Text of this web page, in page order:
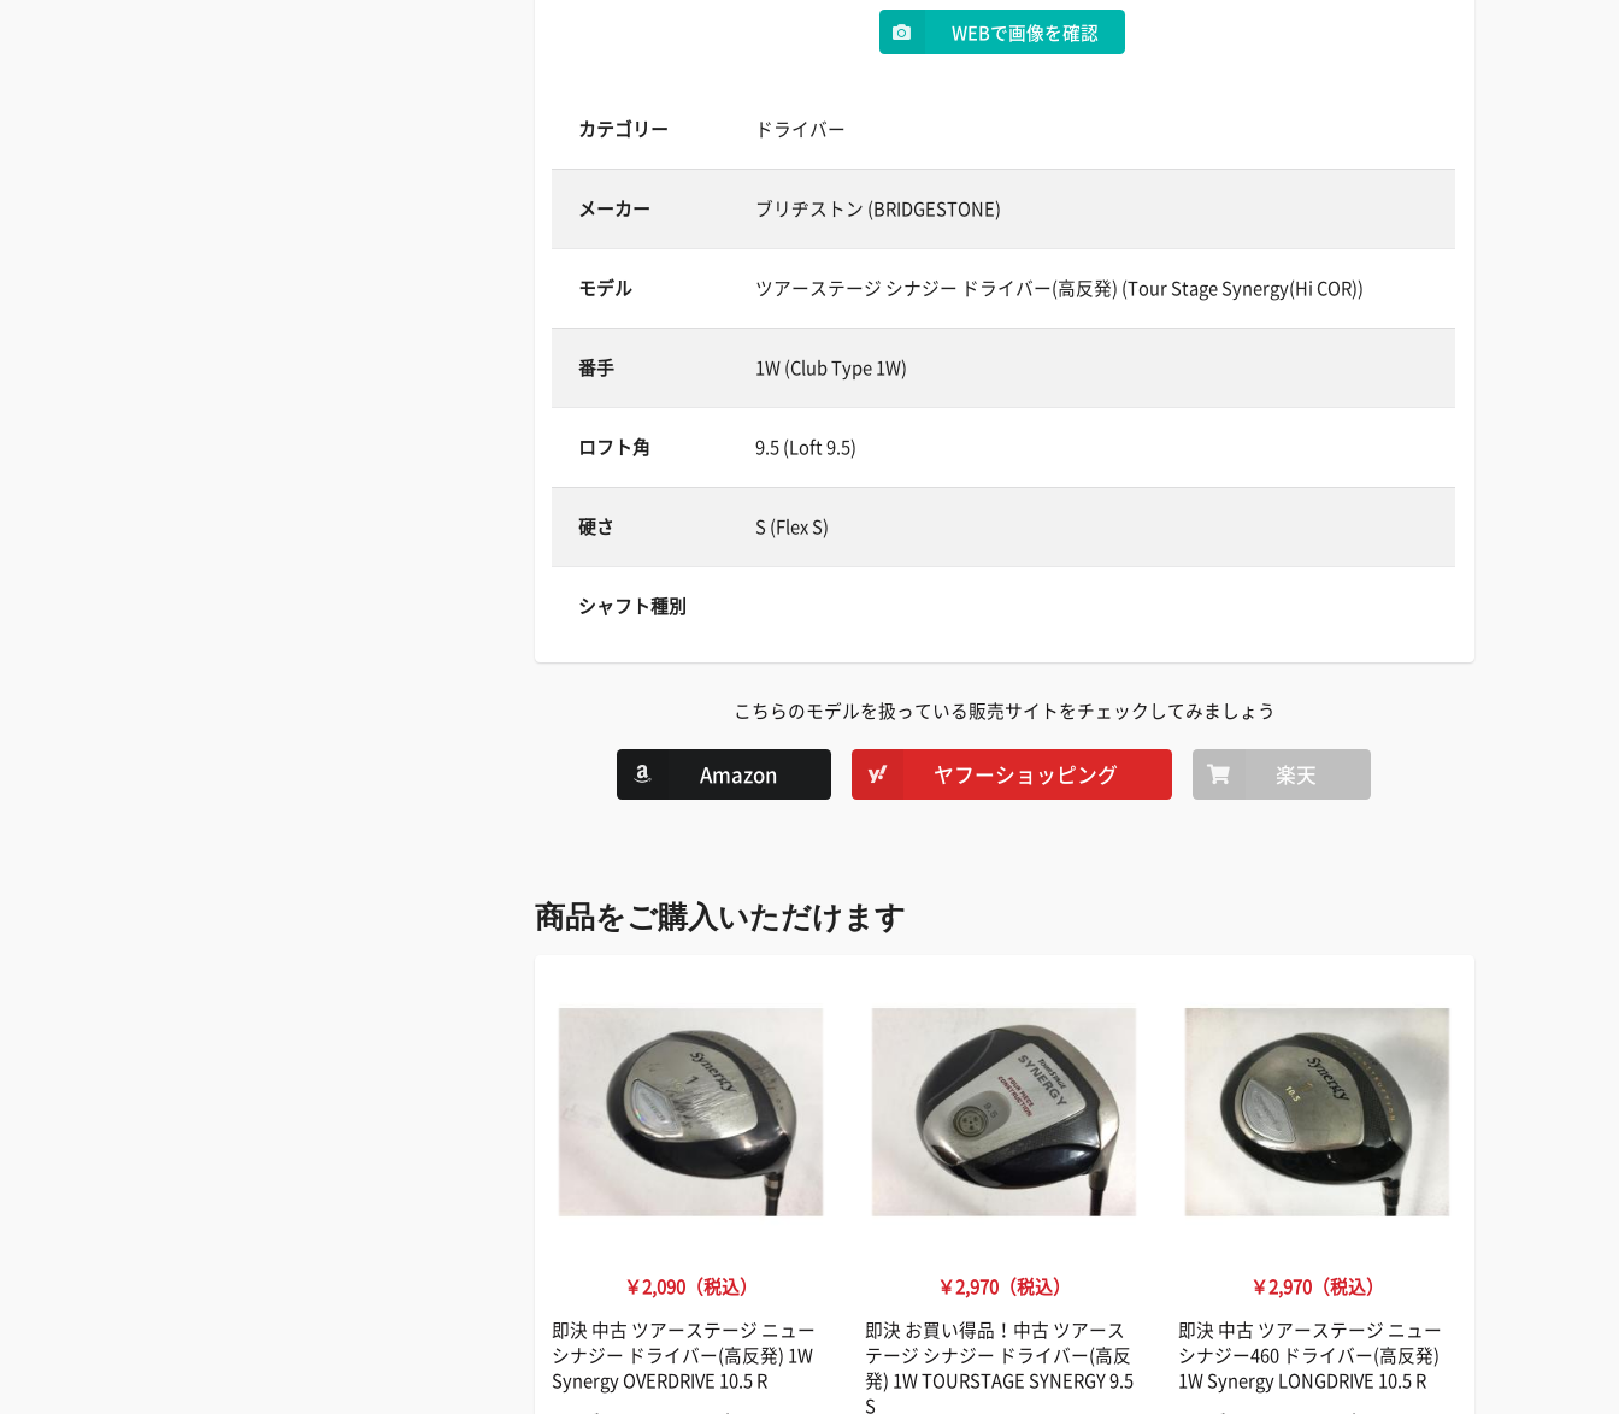
WEBで画像を確認
カテゴリー ドライバー
メーカー ブリヂストン (BRIDGESTONE)
モデル ツアーステージ シナジー ドライバー(高反発) (Tour Stage Synergy(Hi COR))
番手 1W (Club Type 1W)
ロフト角 9.5 (Loft 9.5)
硬さ S (Flex S)
シャフト種別
こちらのモデルを扱っている販売サイトをチェックしてみましょう
Amazon ヤフーショッピング 楽天
商品をご購入いただけます
￥2,090（税込）
即決 中古 ツアーステージ ニュー
シナジー ドライバー(高反発) 1W
Synergy OVERDRIVE 10.5 R
￥2,970（税込）
即決 お買い得品！中古 ツアース
テージ シナジー ドライバー(高反
発) 1W TOURSTAGE SYNERGY 9.5
S
￥2,970（税込）
即決 中古 ツアーステージ ニュー
シナジー460 ドライバー(高反発)
1W Synergy LONGDRIVE 10.5 R